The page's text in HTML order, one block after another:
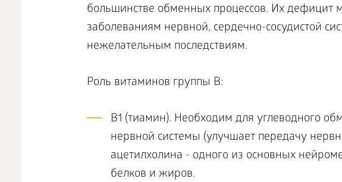
большинстве обменных процессов. Их дефицит
заболеваниям нервной, сердечно-сосудистой
нежелательным последствиям.
Роль витаминов группы В:
В1 (тиамин). Необходим для углеводного
нервной системы (улучшает передачу
ацетилхолина - одного из основных
белков и жиров.